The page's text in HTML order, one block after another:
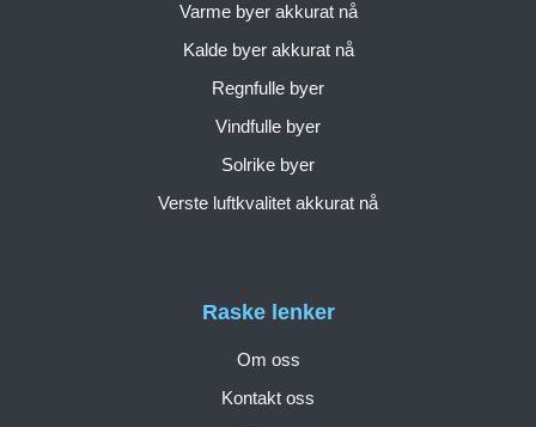
Raske lenker
Om oss
Kontakt oss
Varme byer akkurat nå
Kalde byer akkurat nå
Regnfulle byer
Vindfulle byer
Solrike byer
Verste luftkvalitet akkurat nå